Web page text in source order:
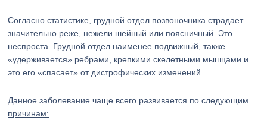
Согласно статистике, грудной отдел позвоночника страдает
значительно реже, нежели шейный или поясничный. Это
неспроста. Грудной отдел наименее подвижный, также
«удерживается» ребрами, крепкими скелетными мышцами и
это его «спасает» от дистрофических изменений.
Данное заболевание чаще всего развивается по следующим
причинам: